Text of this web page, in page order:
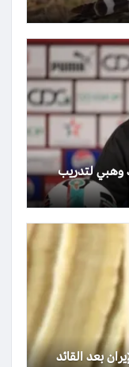
وهبي لتدريب
بعد القائد